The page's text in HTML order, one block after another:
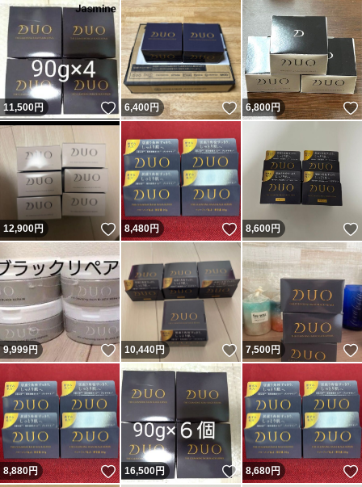
11,500円 いいね！
6,400円 いいね！
6,800円
12,900円 いいね！
8,480円 いいね！
8,600円
9,999円 いいね！
10,440円 いいね！
7,500円
8,880円 いいね！
16,500円 いいね！
8,680円